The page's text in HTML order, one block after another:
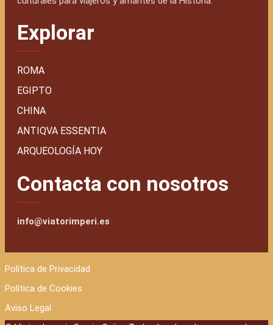
Explorar
ROMA
EGIPTO
CHINA
ANTIQVA ESSENTIA
ARQUEOLOGÍA HOY
Contacta con nosotros
info@viatorimperi.es
Política de Privacidad
Política de Cookies
Aviso Legal